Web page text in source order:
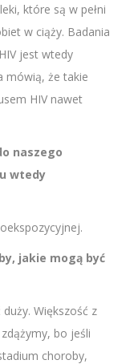
które są w pełni
w ciąży. Badania
jest wtedy
mówią, że takie
HIV nawet
naszego
wtedy
jakie mogą być
Większość z
bo jeśli
choroby,